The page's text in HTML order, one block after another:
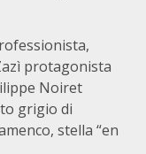
protagonista
Noiret
grigio di
stella “en